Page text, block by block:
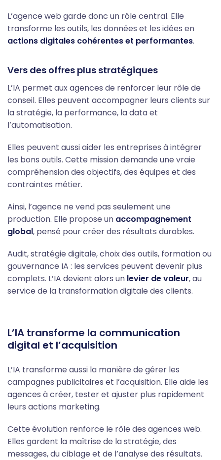
L’agence web garde donc un rôle central. Elle
transforme les outils, les données et les idées en
actions digitales cohérentes et performantes.
Vers des offres plus stratégiques
L’IA permet aux agences de renforcer leur rôle de
conseil. Elles peuvent accompagner leurs clients sur
la stratégie, la performance, la data et
l’automatisation.
Elles peuvent aussi aider les entreprises à intégrer
les bons outils. Cette mission demande une vraie
compréhension des objectifs, des équipes et des
contraintes métier.
Ainsi, l’agence ne vend pas seulement une
production. Elle propose un accompagnement
global, pensé pour créer des résultats durables.
Audit, stratégie digitale, choix des outils, formation ou
gouvernance IA : les services peuvent devenir plus
complets. L’IA devient alors un levier de valeur, au
service de la transformation digitale des clients.
L’IA transforme la communication
digital et l’acquisition
L’IA transforme aussi la manière de gérer les
campagnes publicitaires et l’acquisition. Elle aide les
agences à créer, tester et ajuster plus rapidement
leurs actions marketing.
Cette évolution renforce le rôle des agences web.
Elles gardent la maîtrise de la stratégie, des
messages, du ciblage et de l’analyse des résultats.